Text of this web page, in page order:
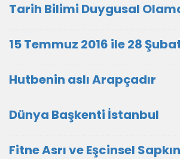
Tarih Bilimi Duygusal
15 Temmuz 2016 ile 28
Hutbenin aslı Arapçadır
Dünya Başkenti İstanbul
Fitne Asrı ve Eşcinsel